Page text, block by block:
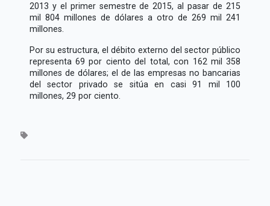
2013 y el primer semestre de 2015, al pasar de 215
mil 804 millones de dólares a otro de 269 mil 241
millones.
Por su estructura, el débito externo del sector público
representa 69 por ciento del total, con 162 mil 358
millones de dólares; el de las empresas no bancarias
del sector privado se sitúa en casi 91 mil 100
millones, 29 por ciento.